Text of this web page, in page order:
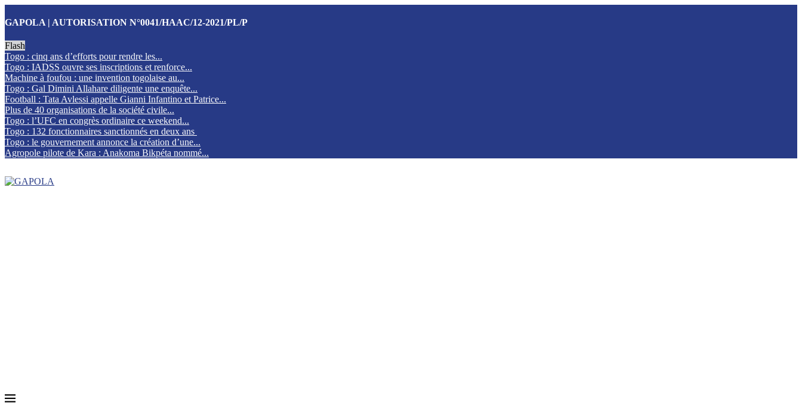
GAPOLA | AUTORISATION N°0041/HAAC/12-2021/PL/P
Flash
Togo : cinq ans d’efforts pour rendre les...
Togo : IADSS ouvre ses inscriptions et renforce...
Machine à foufou : une invention togolaise au...
Togo : Gal Dimini Allahare diligente une enquête...
Football : Tata Avlessi appelle Gianni Infantino et Patrice...
Plus de 40 organisations de la société civile...
Togo : l’UFC en congrès ordinaire ce weekend...
Togo : 132 fonctionnaires sanctionnés en deux ans
Togo : le gouvernement annonce la création d’une...
Agropole pilote de Kara : Anakoma Bikpéta nommé...